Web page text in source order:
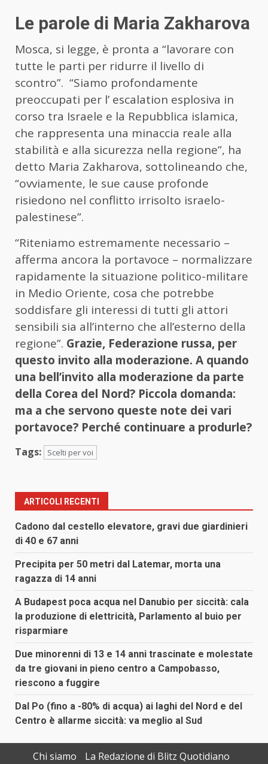
Le parole di Maria Zakharova
Mosca, si legge, è pronta a “lavorare con
tutte le parti per ridurre il livello di
scontro”. “Siamo profondamente
preoccupati per l’ escalation esplosiva in
corso tra Israele e la Repubblica islamica,
che rappresenta una minaccia reale alla
stabilità e alla sicurezza nella regione”, ha
detto Maria Zakharova, sottolineando che,
“ovviamente, le sue cause profonde
risiedono nel conflitto irrisolto israelo-
palestinese”.
“Riteniamo estremamente necessario –
afferma ancora la portavoce – normalizzare
rapidamente la situazione politico-militare
in Medio Oriente, cosa che potrebbe
soddisfare gli interessi di tutti gli attori
sensibili sia all’interno che all’esterno della
regione”. Grazie, Federazione russa, per
questo invito alla moderazione. A quando
una bell’invito alla moderazione da parte
della Corea del Nord? Piccola domanda:
ma a che servono queste note dei vari
portavoce? Perché continuare a produrle?
Tags: Scelti per voi
ARTICOLI RECENTI
Cadono dal cestello elevatore, gravi due giardinieri
di 40 e 67 anni
Precipita per 50 metri dal Latemar, morta una
ragazza di 14 anni
A Budapest poca acqua nel Danubio per siccità: cala
la produzione di elettricità, Parlamento al buio per
risparmiare
Due minorenni di 13 e 14 anni trascinate e molestate
da tre giovani in pieno centro a Campobasso,
riescono a fuggire
Dal Po (fino a -80% di acqua) ai laghi del Nord e del
Centro è allarme siccità: va meglio al Sud
Chi siamo La Redazione di Blitz Quotidiano